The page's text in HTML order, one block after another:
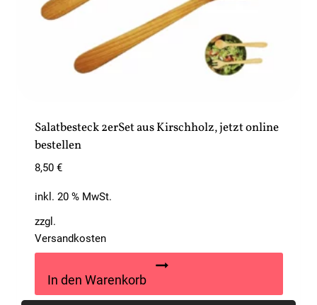
Salatbesteck 2erSet aus Kirschholz, jetzt online
bestellen
8,50 €
inkl. 20 % MwSt.
zzgl.
Versandkosten
In den Warenkorb